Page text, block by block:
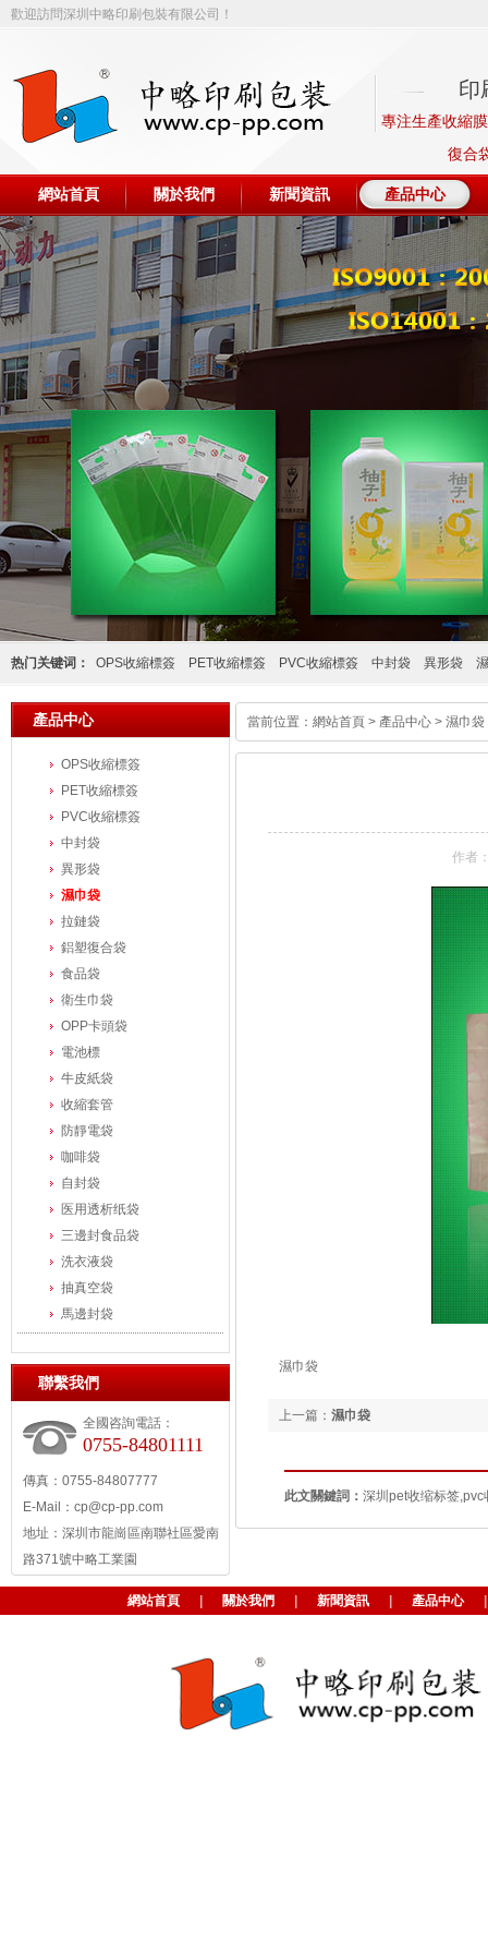
歡迎訪問深圳中略印刷包裝有限公司！
印
專注生產收縮
復合
網站首頁 關於我們 新聞資訊 產品中心
热门关键词： OPS收縮標簽 PET收縮標簽 PVC收縮標簽 中封袋 異形袋
產品中心
OPS收縮標簽
PET收縮標簽
PVC收縮標簽
中封袋
異形袋
濕巾袋
拉鏈袋
鋁塑復合袋
食品袋
衛生巾袋
OPP卡頭袋
電池標
牛皮紙袋
收縮套管
防靜電袋
咖啡袋
自封袋
医用透析纸袋
三邊封食品袋
洗衣液袋
抽真空袋
馬邊封袋
聯繫我們
全國咨詢電話：
0755-84801111
傳真：0755-84807777
E-Mail：cp@cp-pp.com
地址：深圳市龍崗區南聯社區愛南
路371號中略工業園
當前位置： 網站首頁 > 產品中心 > 濕巾袋
作者
濕巾袋
上一篇： 濕巾袋
此文關鍵詞： 深圳pet收缩标签
網站首頁 關於我們 新聞資訊 產品中心